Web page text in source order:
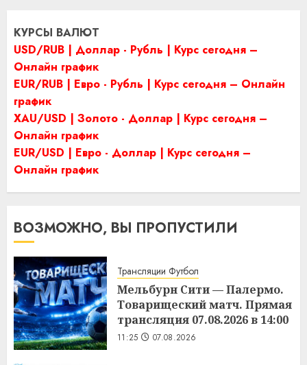
КУРСЫ ВАЛЮТ
USD/RUB | Доллар - Рубль | Курс сегодня –
Онлайн график
EUR/RUB | Евро - Рубль | Курс сегодня – Онлайн
график
XAU/USD | Золото - Доллар | Курс сегодня –
Онлайн график
EUR/USD | Евро - Доллар | Курс сегодня –
Онлайн график
ВОЗМОЖНО, ВЫ ПРОПУСТИЛИ
Трансляции Футбол
Мельбурн Сити — Палермо.
Товарищеский матч. Прямая
трансляция 07.08.2026 в 14:00
11:25 07.08.2026